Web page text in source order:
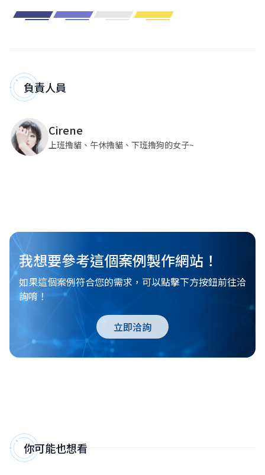
負責人員
Cirene
上班擼貓、午休擼貓、下班擼狗的女子~
我想要參考這個案例製作網站！
如果這個案例符合您的需求，可以點擊下方按鈕前往洽
詢唷！
立即洽詢
你可能也想看